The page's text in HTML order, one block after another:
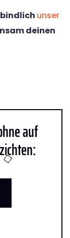
unser
deinen
auf